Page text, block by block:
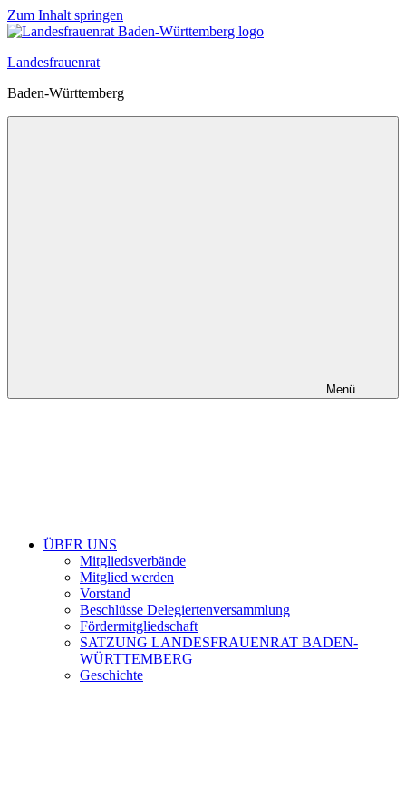
Zum Inhalt springen
Landesfrauenrat
Baden-Württemberg
Menü
ÜBER UNS
Mitgliedsverbände
Mitglied werden
Vorstand
Beschlüsse Delegiertenversammlung
Fördermitgliedschaft
SATZUNG LANDESFRAUENRAT BADEN-
WÜRTTEMBERG
Geschichte